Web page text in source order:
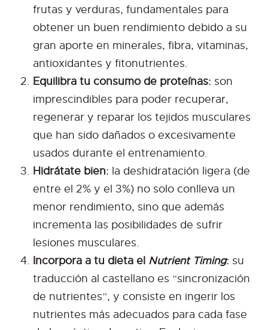
frutas y verduras, fundamentales para
obtener un buen rendimiento debido a su
gran aporte en minerales, fibra, vitaminas,
antioxidantes y fitonutrientes.
Equilibra tu consumo de proteínas: son
imprescindibles para poder recuperar,
regenerar y reparar los tejidos musculares
que han sido dañados o excesivamente
usados durante el entrenamiento.
Hidrátate bien: la deshidratación ligera (de
entre el 2% y el 3%) no solo conlleva un
menor rendimiento, sino que además
incrementa las posibilidades de sufrir
lesiones musculares.
Incorpora a tu dieta el Nutrient Timing: su
traducción al castellano es “sincronización
de nutrientes”, y consiste en ingerir los
nutrientes más adecuados para cada fase